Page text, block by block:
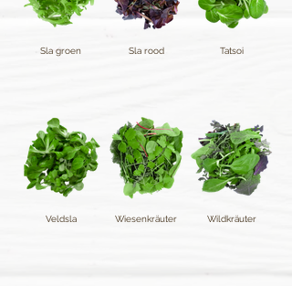
Sla groen Sla rood Tatsoi
Veldsla Wiesenkräuter Wildkräuter